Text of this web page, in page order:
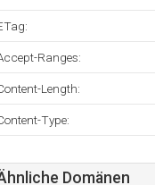
Ranges:
Length:
Type:
Domänen